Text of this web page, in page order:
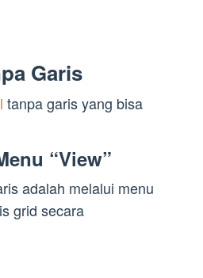
Garis
tanpa garis yang bisa
“View”
adalah melalui menu
grid secara